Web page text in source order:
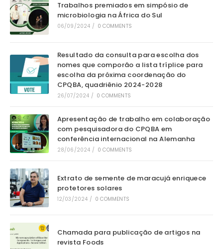
Trabalhos premiados em simpósio de
microbiologia na África do Sul
06/09/2024 / 0 COMMENTS
Resultado da consulta para escolha dos
nomes que comporão a lista tríplice para
escolha da próxima coordenação do
CPQBA, quadriênio 2024-2028
26/07/2024 / 0 COMMENTS
Apresentação de trabalho em colaboração
com pesquisadora do CPQBA em
conferência internacional na Alemanha
28/06/2024 / 0 COMMENTS
Extrato de semente de maracujá enriquece
protetores solares
12/03/2024 / 0 COMMENTS
Chamada para publicação de artigos na
revista Foods